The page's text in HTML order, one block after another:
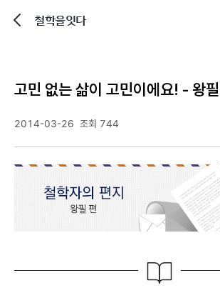
철학을잇다
고민 없는 삶이 고민이에요! - 왕
2014-03-26 조회 744